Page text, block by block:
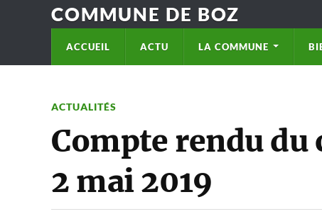
COMMUNE DE BOZ
ACCUEIL ACTU LA COMMUNE
ACTUALITÉS
Compte rendu
2 mai 2019